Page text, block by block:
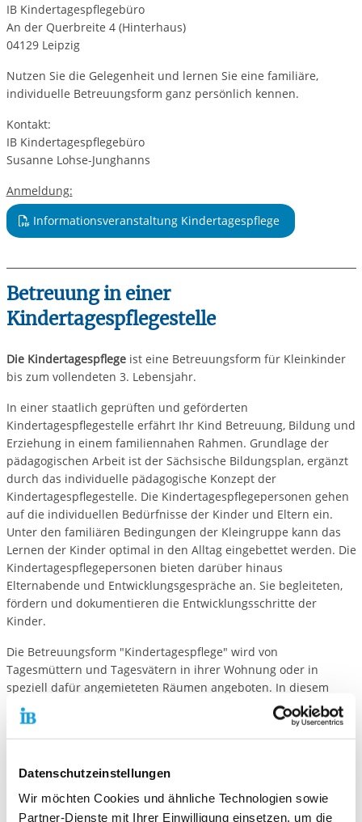
Datenschutzeinstellungen
Wir möchten Cookies und ähnliche Technologien sowie
Partner-Dienste mit Ihrer Einwilligung einsetzen, um die
IB Kindertagespflegebüro
An der Querbreite 4 (Hinterhaus)
04129 Leipzig
Nutzen Sie die Gelegenheit und lernen Sie eine familiäre,
individuelle Betreuungsform ganz persönlich kennen.
Kontakt:
IB Kindertagespflegebüro
Susanne Lohse-Junghanns
Anmeldung:
Informationsveranstaltung Kindertagespflege
Betreuung in einer
Kindertagespflegestelle
Die Kindertagespflegeist eine Betreuungsform für Kleinkinder
bis zum vollendeten 3. Lebensjahr.
In einer staatlich geprüften und geförderten
Kindertagespflegestelle erfährt Ihr Kind Betreuung, Bildung und
Erziehung in einem familiennahen Rahmen. Grundlage der
pädagogischen Arbeit ist der Sächsische Bildungsplan, ergänzt
durch das individuelle pädagogische Konzept der
Kindertagespflegestelle. Die Kindertagespflegepersonen gehen
auf die individuellen Bedürfnisse der Kinder und Eltern ein.
Unter den familiären Bedingungen der Kleingruppe kann das
Lernen der Kinder optimal in den Alltag eingebettet werden. Die
Kindertagespflegepersonen bieten darüber hinaus
Elternabende und Entwicklungsgespräche an. Sie begleiteten,
fördern und dokumentieren die Entwicklungsschritte der
Kinder.
Die Betreuungsform "Kindertagespflege" wird von
Tagesmüttern und Tagesvätern in ihrer Wohnung oder in
speziell dafür angemieteten Räumen angeboten. In diesem
Rahmen können in der Regel maximal bis zu fünf Kinder vom
vollendeten 1. Lebensjahr bis zum vollendeten 3. Lebensjahr
betreut werden.
Die Eltern schließen mit der Kindertagespflegeperson einen
Elternbeitrag für die Betreuung eines Kindes in der